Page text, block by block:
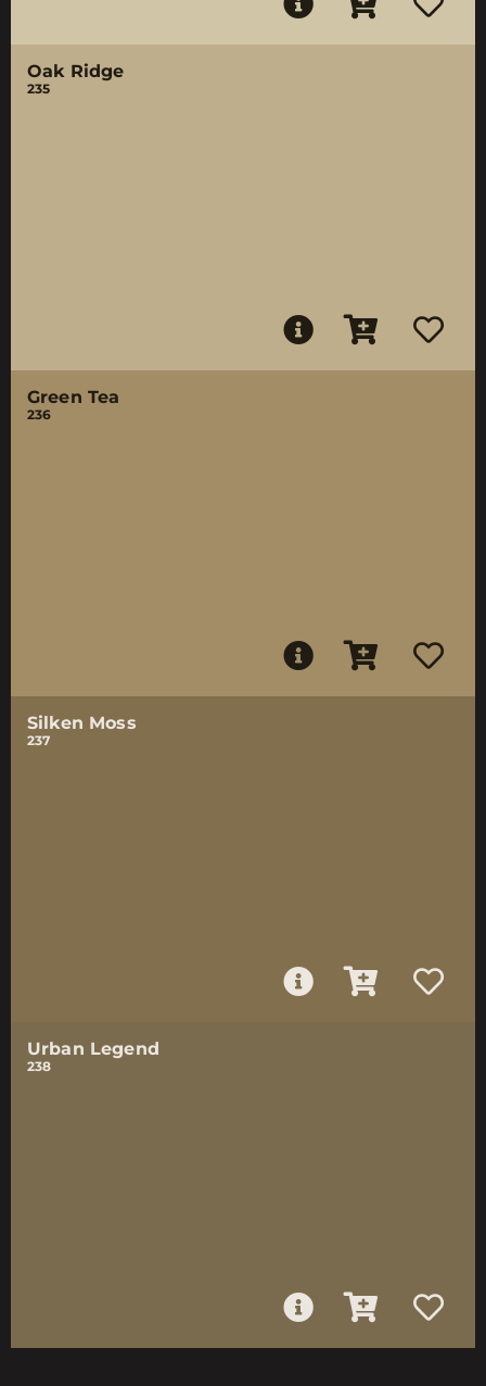
Oak Ridge
235
Green Tea
236
Silken Moss
237
Urban Legend
238